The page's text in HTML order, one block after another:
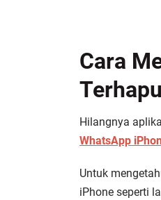
Cara
Hilangnya
WhatsApp
Untuk
iPhone seperti